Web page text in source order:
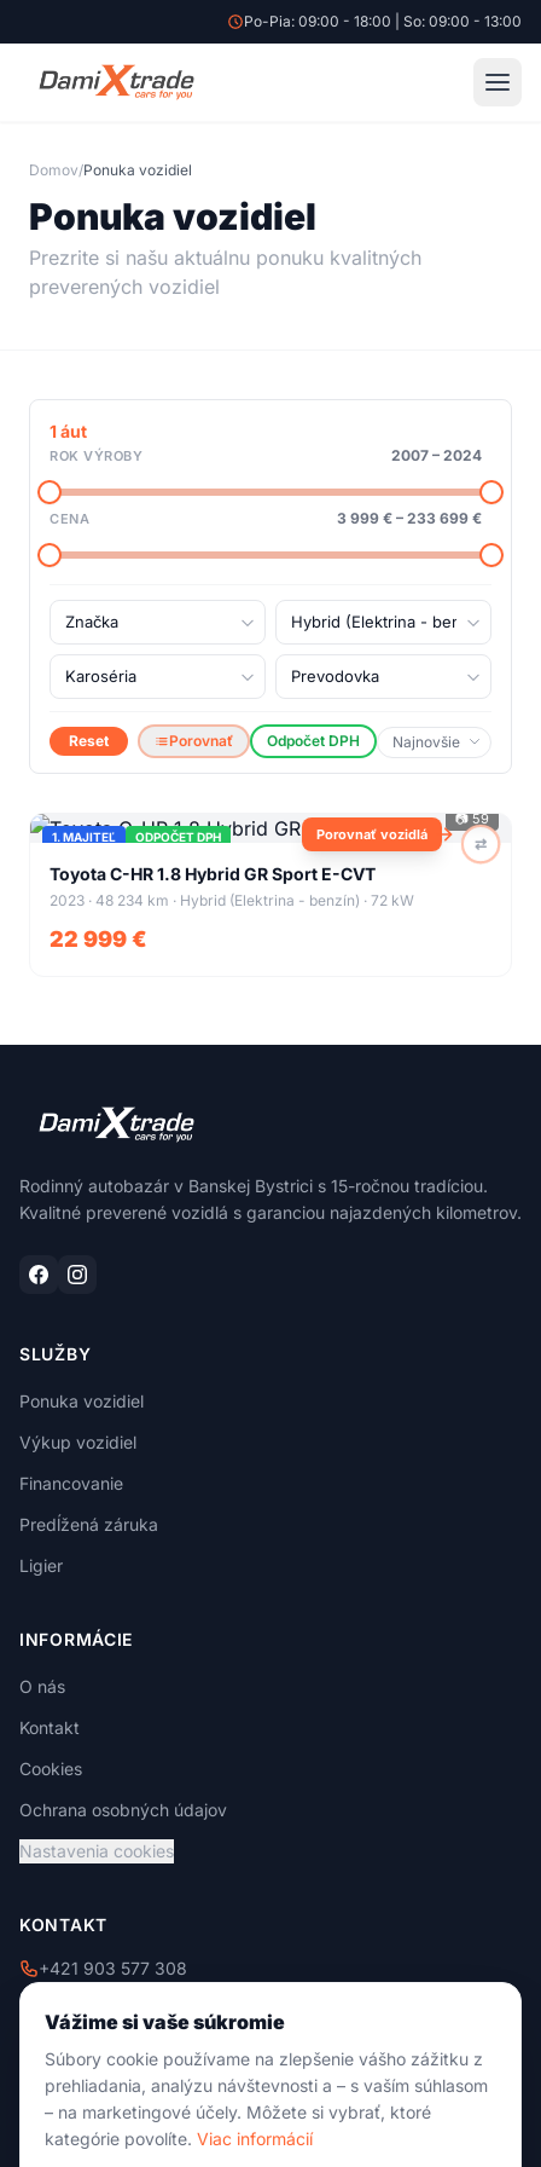
Po-Pia: 09:00 - 18:00 | So: 09:00 - 13:00
Domov/Ponuka vozidiel
Ponuka vozidiel
Prezrite si našu aktuálnu ponuku kvalitných
preverených vozidiel
1áut
ROK VÝROBY 2007 – 2024
CENA 3 999 € – 233 699 €
Reset Porovnať Odpočet DPH
1. MAJITEĽ ODPOČET DPH
📷59
55
Toyota C-HR 1.8 Hybrid GR Sport E-CVT
2023 · 48 234 km · Hybrid (Elektrina - benzín) · 72 kW
22 999 €
⇄
Porovnať vozidlá
Rodinný autobazár v Banskej Bystrici s 15-ročnou tradíciou.
Kvalitné preverené vozidlá s garanciou najazdených kilometrov.
SLUŽBY
Ponuka vozidiel
Výkup vozidiel
Financovanie
Predĺžená záruka
Ligier
INFORMÁCIE
O nás
Kontakt
Cookies
Ochrana osobných údajov
Nastavenia cookies
KONTAKT
+421 903 577 308
Zvolenská cesta 46
974 05 Banská Bystrica
Po-Pia: 09:00 - 18:00
Vážime si vaše súkromie
Súbory cookie používame na zlepšenie vášho zážitku z
prehliadania, analýzu návštevnosti a – s vaším súhlasom
– na marketingové účely. Môžete si vybrať, ktoré
kategórie povolíte. Viac informácií